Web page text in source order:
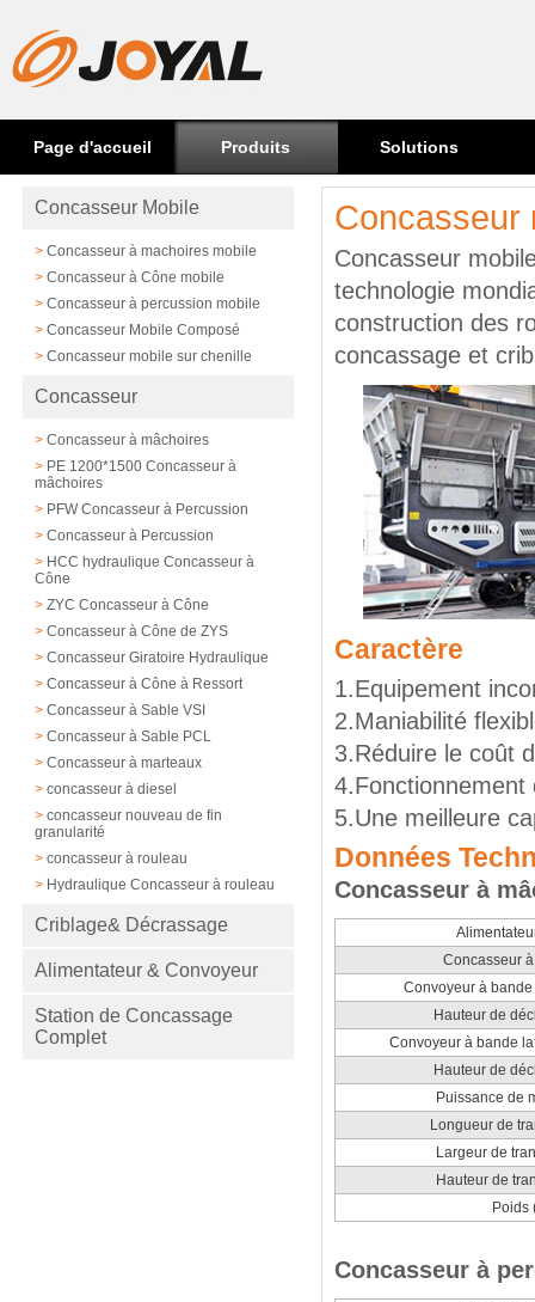
Page d'accueil Produits Solutions
Concasseur Mobile
>Concasseur à machoires mobile
>Concasseur à Cône mobile
>Concasseur à percussion mobile
>Concasseur Mobile Composé
>Concasseur mobile sur chenille
Concasseur
>Concasseur à mâchoires
> PE 1200*1500 Concasseur à
mâchoires
> PFW Concasseur à Percussion
>Concasseur à Percussion
> HCC hydraulique Concasseur à
Cône
>ZYC Concasseur à Cône
>Concasseur à Cône de ZYS
>Concasseur Giratoire Hydraulique
>Concasseur à Cône à Ressort
>Concasseur à Sable VSI
>Concasseur à Sable PCL
>Concasseur à marteaux
>concasseur à diesel
>concasseur nouveau de fin
granularité
>concasseur à rouleau
> Hydraulique Concasseur à rouleau
Criblage& Décrassage
Alimentateur & Convoyeur
Station de Concassage
Complet
Concasseur
Concasseur
technologie
construction des
concassage et
Caractère
1.Equipement
2.Maniabilité
3.Réduire le coût
5.Une meilleure
Données
Concasseur à
Concasseur
Convoyeur à
Hauteur de
Convoyeur à bande
Hauteur de
Puissance de
Longueur de
Largeur de
Hauteur de
Poids
Concasseur à